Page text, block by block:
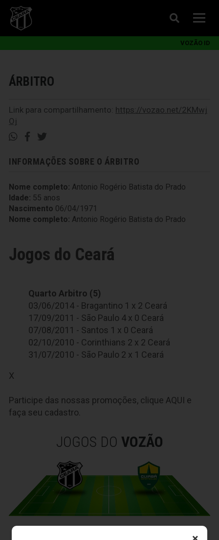
VOZÃO ID
ÁRBITRO
Link para compartilhamento: https://vozao.net/2KMwj
Oj
INFORMAÇÕES SOBRE O ÁRBITRO
Nome completo: Antonio Rogério Batista do Prado
Idade: 55 anos
Nascimento 06/04/1971
Nome completo: Antonio Rogério Batista do Prado
Jogos do Ceará
Quarto Arbitro (5)
03/06/2014 - Bragantino 1 x 2 Ceará
17/09/2011 - São Paulo 4 x 0 Ceará
07/08/2011 - Santos 1 x 0 Ceará
02/10/2010 - Corinthians 2 x 2 Ceará
31/07/2010 - São Paulo 2 x 1 Ceará
X
Participe das nossas promoções, clique AQUI e
faça seu cadastro.
JOGOS DO VOZÃO